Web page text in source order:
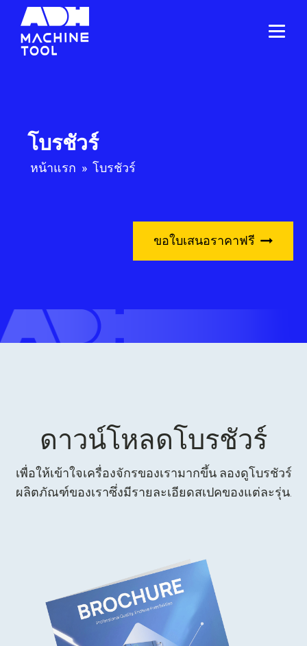
โบรชัวร์
หน้าแรก » โบรชัวร์
ขอใบเสนอราคาฟรี
ดาวน์โหลดโบรชัวร์
เพื่อให้เข้าใจเครื่องจักรของเรามากขึ้น ลองดูโบรชัวร์
ผลิตภัณฑ์ของเราซึ่งมีรายละเอียดสเปคของแต่ละรุ่น.